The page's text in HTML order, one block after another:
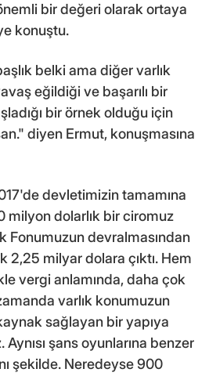
bir değeri olarak ortaya
konuştu.
belki ama diğer varlık
eğildiği ve başarılı bir
bir örnek olduğu için
diyen Ermut, konuşmasına
devletimizin tamamına
milyon dolarlık bir ciromuz
Fonumuzun devralmasından
2,25 milyar dolara çıktı. Hem
vergi anlamında, daha çok
varlık konumuzun
sağlayan bir yapıya
şans oyunlarına benzer
şekilde. Neredeyse 900